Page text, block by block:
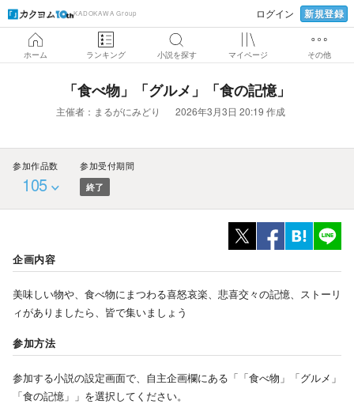
KADOKAWA Group ログイン 新規登録
ホーム ランキング 小説を探す マイページ その他
「食べ物」「グルメ」「食の記憶」
主催者： まるがにみどり 2026年3月3日 20:19 作成
参加作品数
105
参加受付期間
終了
企画内容
美味しい物や、食べ物にまつわる喜怒哀楽、悲喜交々の記憶、ストーリ
ィがありましたら、皆で集いましょう
参加方法
参加する小説の設定画面で、自主企画欄にある「「食べ物」「グルメ」
「食の記憶」」を選択してください。